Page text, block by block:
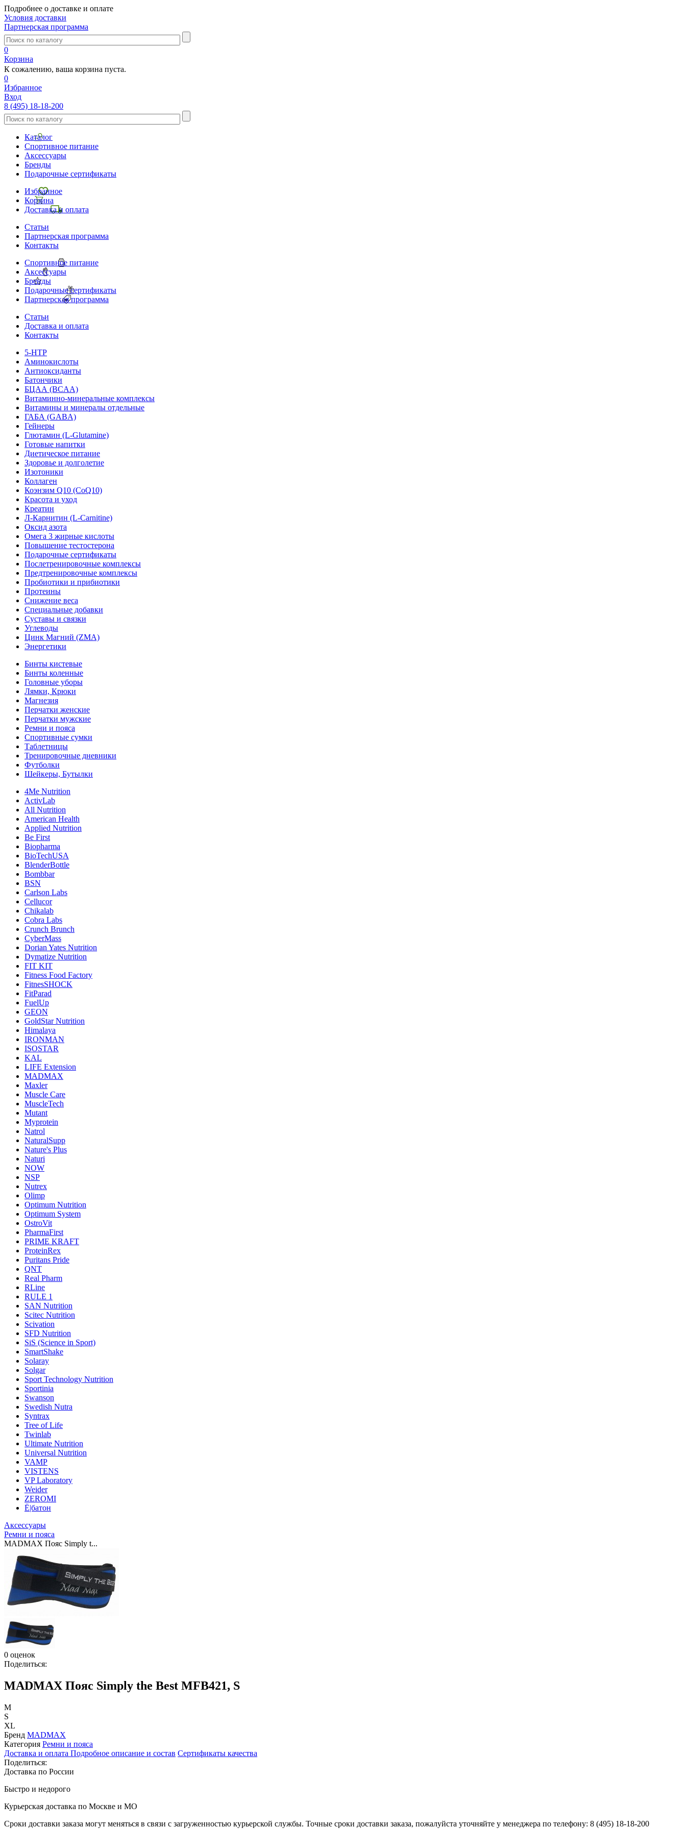
Подробнее о доставке и оплате
Условия доставки
Партнерская программа
0
Корзина
К сожалению, ваша корзина пуста.
0
Избранное
Вход
8 (495) 18-18-200
Каталог
Спортивное питание
Аксессуары
Бренды
Подарочные сертификаты
Избранное
Корзина
Доставка и оплата
Статьи
Партнерская программа
Контакты
Спортивное питание
Аксессуары
Бренды
Подарочные сертификаты
Партнерская программа
Статьи
Доставка и оплата
Контакты
5-HTP
Аминокислоты
Антиоксиданты
Батончики
БЦАА (BCAA)
Витаминно-минеральные комплексы
Витамины и минералы отдельные
ГАБА (GABA)
Гейнеры
Глютамин (L-Glutamine)
Готовые напитки
Диетическое питание
Здоровье и долголетие
Изотоники
Коллаген
Коэнзим Q10 (CoQ10)
Красота и уход
Креатин
Л-Карнитин (L-Сarnitine)
Оксид азота
Омега 3 жирные кислоты
Повышение тестостерона
Подарочные сертификаты
Послетренировочные комплексы
Предтренировочные комплексы
Пробиотики и прибиотики
Протеины
Снижение веса
Специальные добавки
Суставы и связки
Углеводы
Цинк Магний (ZMA)
Энергетики
Бинты кистевые
Бинты коленные
Головные уборы
Лямки, Крюки
Магнезия
Перчатки женские
Перчатки мужские
Ремни и пояса
Спортивные сумки
Таблетницы
Тренировочные дневники
Футболки
Шейкеры, Бутылки
4Me Nutrition
ActivLab
All Nutrition
American Health
Applied Nutrition
Be First
Biopharma
BioTechUSA
BlenderBottle
Bombbar
BSN
Carlson Labs
Cellucor
Chikalab
Cobra Labs
Crunch Brunch
CyberMass
Dorian Yates Nutrition
Dymatize Nutrition
FIT KIT
Fitness Food Factory
FitnesSHOCK
FitParad
FuelUp
GEON
GoldStar Nutrition
Himalaya
IRONMAN
ISOSTAR
KAL
LIFE Extension
MADMAX
Maxler
Muscle Care
MuscleTech
Mutant
Myprotein
Natrol
NaturalSupp
Nature's Plus
Naturi
NOW
NSP
Nutrex
Olimp
Optimum Nutrition
Optimum System
OstroVit
PharmaFirst
PRIME KRAFT
ProteinRex
Puritans Pride
QNT
Real Pharm
RLine
RULE 1
SAN Nutrition
Scitec Nutrition
Scivation
SFD Nutrition
SiS (Science in Sport)
SmartShake
Solaray
Solgar
Sport Technology Nutrition
Sportinia
Swanson
Swedish Nutra
Syntrax
Tree of Life
Twinlab
Ultimate Nutrition
Universal Nutrition
VAMP
VISTENS
VP Laboratory
Weider
ZEROMI
Ё|батон
Аксессуары
Ремни и пояса
MADMAX Пояс Simply t...
0 оценок
Поделиться:
MADMAX Пояс Simply the Best MFB421, S
M
S
XL
Бренд MADMAX
Категория Ремни и пояса
Доставка и оплата Подробное описание и состав Сертификаты качества
Поделиться:
Доставка по России
Быстро и недорого
Курьерская доставка по Москве и МО
Сроки доставки заказа могут меняться в связи с загруженностью курьерской службы. Точные сроки доставки заказа, пожалуйста уточняйте у менеджера по телефону: 8 (495) 18-18-200